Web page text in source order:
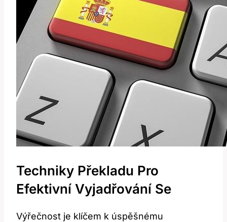
Techniky Překladu Pro
Efektivní Vyjadřování Se
Výřečnost je klíčem k úspěšnému